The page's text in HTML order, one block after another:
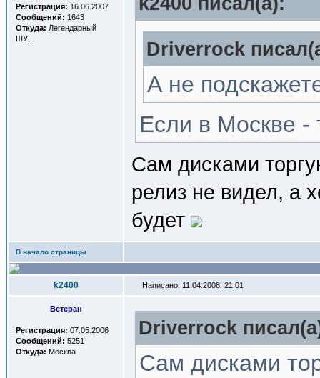
Регистрация: 16.06.2007
Сообщений: 1643
Откуда: Легендарный
ШУ...
Driverrock
А не
Если в Москве -
Сам дисками
релиз не видел, а
будет
В начало страницы
k2400 Написано: 11.04.2008, 21:01
Ветеран
Регистрация: 07.05.2006
Сообщений: 5251
Откуда: Москва
Driverrock
Сам дисками